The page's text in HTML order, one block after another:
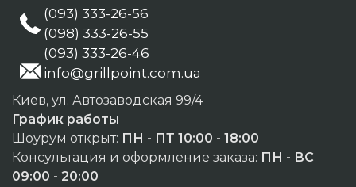
(093) 333-26-56
(098) 333-26-55
(093) 333-26-46
info@grillpoint.com.ua
Киев, ул. Автозаводская 99/4
График работы
Шоурум открыт: ПН - ПТ 10:00 - 18:00
Консультация и оформление заказа: ПН - ВС
09:00 - 20:00